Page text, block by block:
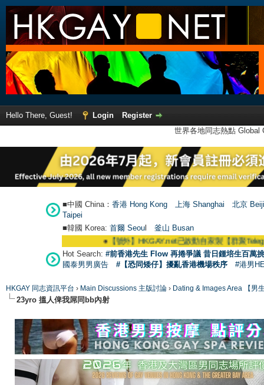
Hello There, Guest! Login
Register
世界各地同志熱點
■中國 China： 香港 Hong Kong 上海 Shanghai
北京
Taipei
■韓國 Korea: 首爾 Seoul 釜山 Busan
【號外】HKGAY.net已啟動自家製【群聚
Hot Search: #前香港先生 Flow 再捲爭議 昔日鍾培生百萬
國泰男男廣告
#【恐同矮仔】擾亂香港機場秩序 #港男
HKGAY 同志資訊平台 › Main Discussions 主版討論 › Dating & Images Area 【男
23yro 搵人俾我屌同bb內射